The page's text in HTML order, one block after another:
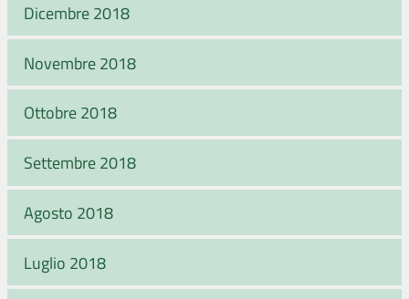
Dicembre 2018
Novembre 2018
Ottobre 2018
Settembre 2018
Agosto 2018
Luglio 2018